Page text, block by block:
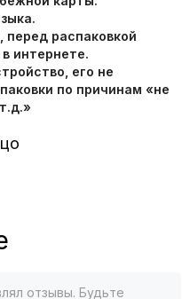
перед распаковкой
интернете.
его не
по причинам «не
- почти лаборатория.
тела, помогает
перегореть. Причём
Oura Ring Gen 4 часто
отзывы. Будьте